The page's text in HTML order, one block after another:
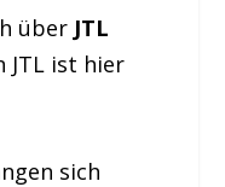
über JTL
JTL ist hier
sich